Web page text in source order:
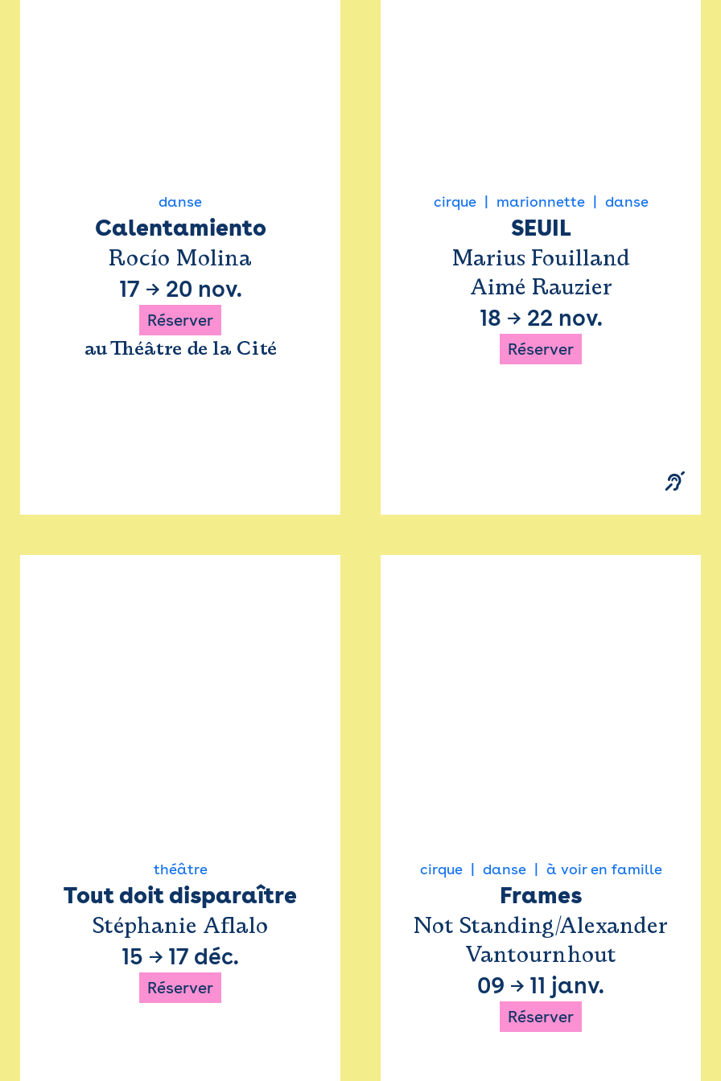
danse
Calentamiento
Rocío Molina
17 → 20 nov.
Réserver
au Théâtre de la Cité
cirque marionnette danse
SEUIL
Marius Fouilland
Aimé Rauzier
18 → 22 nov.
Réserver
théâtre
Tout doit disparaître
Stéphanie Aflalo
15 → 17 déc.
Réserver
cirque danse à voir en famille
Frames
Not Standing/Alexander
Vantournhout
09 → 11 janv.
Réserver